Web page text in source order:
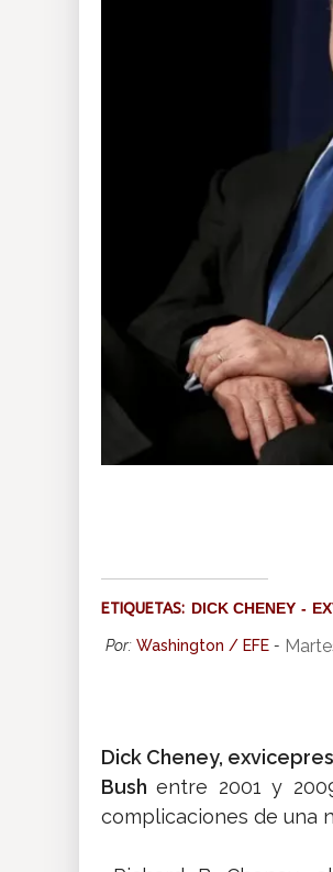
ETIQUETAS: DICK CHENEY
Por: Washington / EFE -
Dick Cheney,
Bushentre 2001 y
complicaciones de una